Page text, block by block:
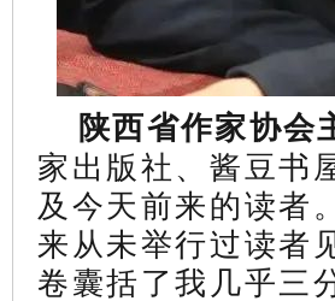
陕西省作家协会
家出版社、酱豆书
及今天前来的读者。
来从未举行过读者
卷囊括了我几乎三